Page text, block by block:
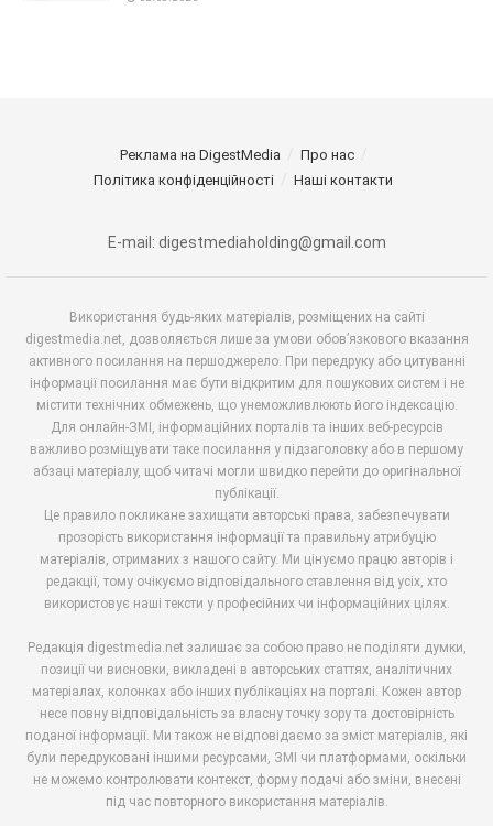
Реклама на DigestMedia
Про нас
Політика конфіденційності
Наші контакти
E-mail: digestmediaholding@gmail.com
Використання будь-яких матеріалів, розміщених на сайті
digestmedia.net, дозволяється лише за умови обов’язкового вказання
активного посилання на першоджерело. При передруку або цитуванні
інформації посилання має бути відкритим для пошукових систем і не
містити технічних обмежень, що унеможливлюють його індексацію.
Для онлайн-ЗМІ, інформаційних порталів та інших веб-ресурсів
важливо розміщувати таке посилання у підзаголовку або в першому
абзаці матеріалу, щоб читачі могли швидко перейти до оригінальної
публікації.
Це правило покликане захищати авторські права, забезпечувати
прозорість використання інформації та правильну атрибуцію
матеріалів, отриманих з нашого сайту. Ми цінуємо працю авторів і
редакції, тому очікуємо відповідального ставлення від усіх, хто
використовує наші тексти у професійних чи інформаційних цілях.
Редакція digestmedia.net залишає за собою право не поділяти думки,
позиції чи висновки, викладені в авторських статтях, аналітичних
матеріалах, колонках або інших публікаціях на порталі. Кожен автор
несе повну відповідальність за власну точку зору та достовірність
поданої інформації. Ми також не відповідаємо за зміст матеріалів, які
були передруковані іншими ресурсами, ЗМІ чи платформами, оскільки
не можемо контролювати контекст, форму подачі або зміни, внесені
під час повторного використання матеріалів.